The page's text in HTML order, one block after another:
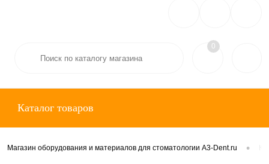
0
Каталог товаров
Магазин оборудования и материалов для стоматологии A3-Dent.ru •